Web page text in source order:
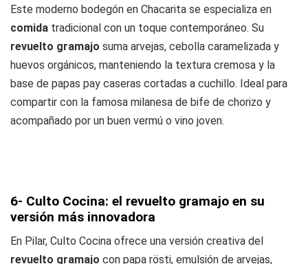
Este moderno bodegón en Chacarita se especializa en
comida tradicional con un toque contemporáneo. Su
revuelto gramajo suma arvejas, cebolla caramelizada y
huevos orgánicos, manteniendo la textura cremosa y la
base de papas pay caseras cortadas a cuchillo. Ideal para
compartir con la famosa milanesa de bife de chorizo y
acompañado por un buen vermú o vino joven.
6- Culto Cocina: el revuelto gramajo en su
versión más innovadora
En Pilar, Culto Cocina ofrece una versión creativa del
revuelto gramajo con papa rösti, emulsión de arvejas,